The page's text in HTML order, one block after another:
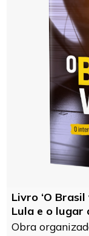
Livro ‘O
Lula e o lugar
Obra